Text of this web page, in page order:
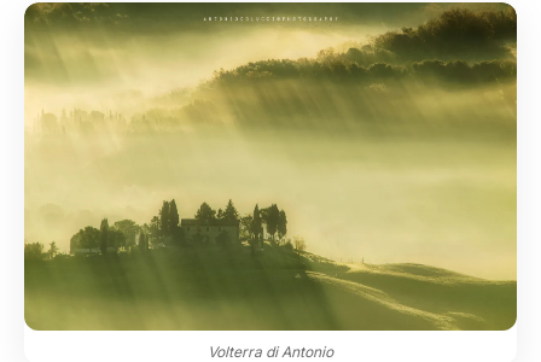
Volterra di Antonio